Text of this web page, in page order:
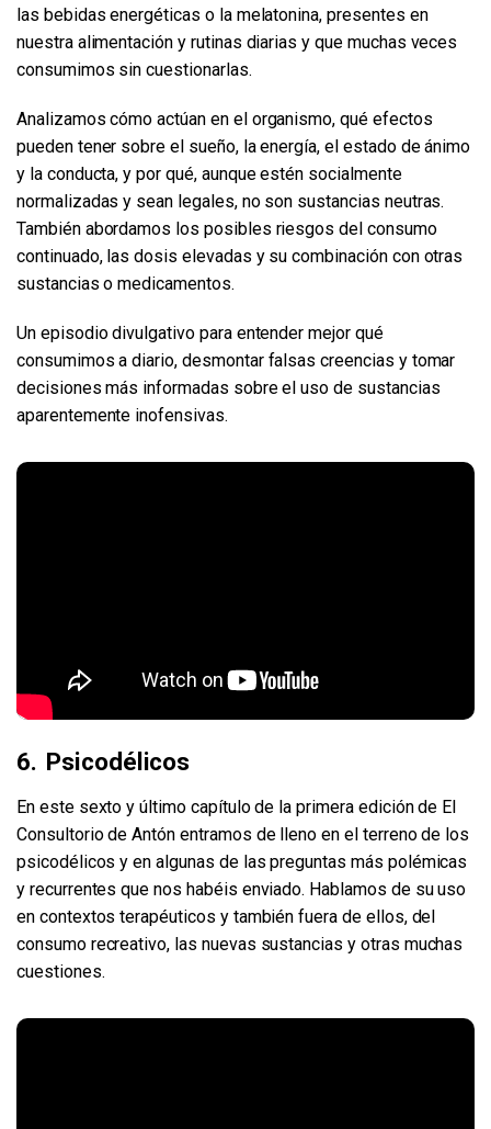
las bebidas energéticas o la melatonina, presentes en
nuestra alimentación y rutinas diarias y que muchas veces
consumimos sin cuestionarlas.
Analizamos cómo actúan en el organismo, qué efectos
pueden tener sobre el sueño, la energía, el estado de ánimo
y la conducta, y por qué, aunque estén socialmente
normalizadas y sean legales, no son sustancias neutras.
También abordamos los posibles riesgos del consumo
continuado, las dosis elevadas y su combinación con otras
sustancias o medicamentos.
Un episodio divulgativo para entender mejor qué
consumimos a diario, desmontar falsas creencias y tomar
decisiones más informadas sobre el uso de sustancias
aparentemente inofensivas.
6. Psicodélicos
En este sexto y último capítulo de la primera edición de El
Consultorio de Antón entramos de lleno en el terreno de los
psicodélicos y en algunas de las preguntas más polémicas
y recurrentes que nos habéis enviado. Hablamos de su uso
en contextos terapéuticos y también fuera de ellos, del
consumo recreativo, las nuevas sustancias y otras muchas
cuestiones.